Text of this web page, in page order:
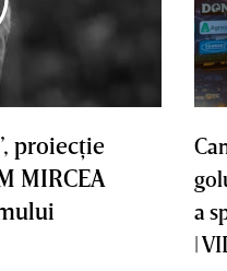
proiecţie
MIRCEA
a
|